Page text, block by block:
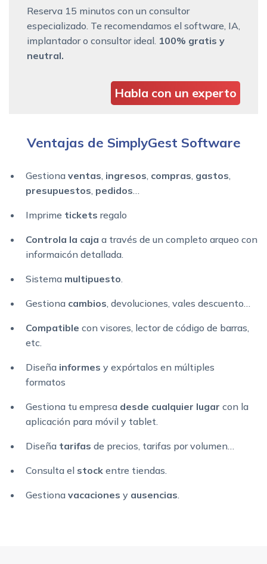
Reserva 15 minutos con un consultor
especializado. Te recomendamos el software, IA,
implantador o consultor ideal. 100% gratis y
neutral.
Habla con un experto
Ventajas de SimplyGest Software
Gestiona ventas ingresos compras gastos
presupuestos pedidos
Imprime tickets regalo
Controla la caja a través de un completo arqueo con
informaicón detallada.
Sistema multipuesto
Gestiona cambios , devoluciones, vales descuento…
Compatible con visores, lector de código de barras,
etc.
Diseña informes y expórtalos en múltiples
formatos
Gestiona tu empresa desde cualquier lugar con la
aplicación para móvil y tablet.
Diseña tarifas de precios, tarifas por volumen…
Consulta el stock entre tiendas.
Gestiona vacaciones y ausencias